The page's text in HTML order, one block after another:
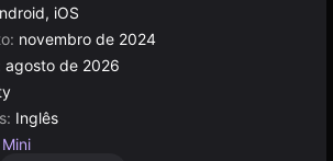
iOS
novembro de 2024
agosto de 2026
Inglês
Mini